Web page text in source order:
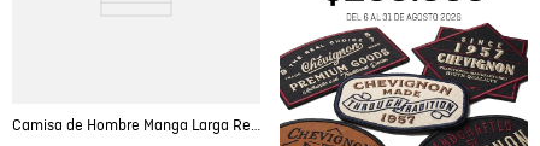
Camisa de Hombre Manga Larga Regular Fit de Cuadros Cuello Spread Varsity Smart en Algodón